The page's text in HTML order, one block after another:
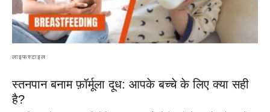
लाइफस्टाइल
स्तनपान बनाम फ़ॉर्मूला दूध: आपके बच्चे के लिए क्या सही
है?